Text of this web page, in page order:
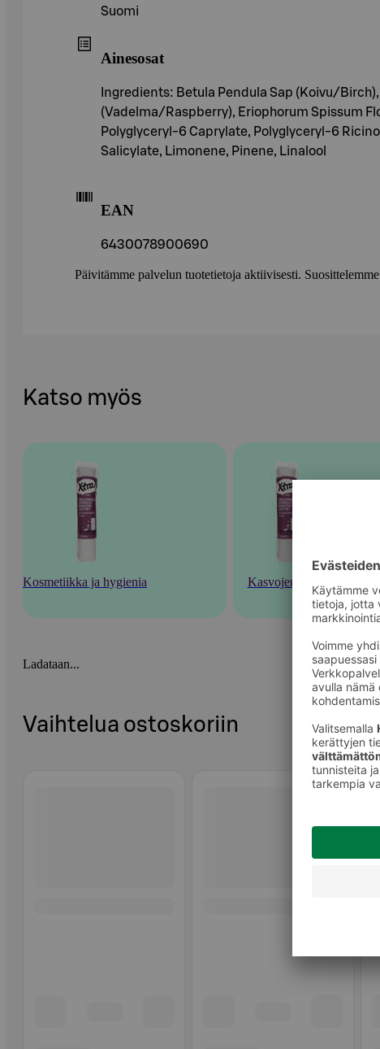
Suomi
Ainesosat
Ingredients: Betula Pendula Sap (Koivu/
(Vadelma/Raspberry), Eriophorum Spissum
Polyglyceryl-6 Caprylate, Polyglyceryl-6
Salicylate, Limonene, Pinene, Linalool
EAN
6430078900690
Päivitämme palvelun tuotetietoja aktiivisesti.
Katso myös
Kosmetiikka ja hygienia Kasvojenhoito
Ladataan...
Vaihtelua ostoskoriin